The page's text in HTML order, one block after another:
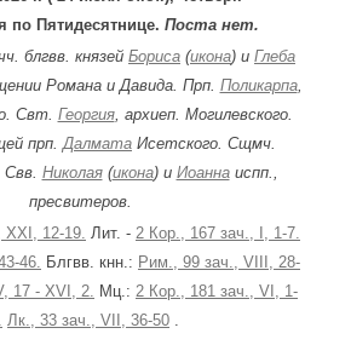
по Пятидесятнице. Поста нет.
блгвв. князей Бориса (икона) и Глеба
Романа и Давида. Прп. Поликарпа,
Свт. Георгия, архиеп. Могилевского.
прп. Далмата Исетского. Сщмч.
Николая(икона) и Иоаннаиспп.,
пресвитеров.
12-19. Лит. - 2 Кор., 167 зач., I, 1-7.
46. Блгвв. кнн.: Рим., 99 зач., VIII, 28-
17 - XVI, 2. Мц.: 2 Кор., 181 зач., VI, 1-
Лк., 33 зач., VII, 36-50